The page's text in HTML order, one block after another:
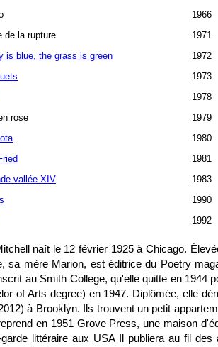
1966
de la rupture
1971
is blue, the grass is green
1972
1973
1978
rose
1979
1980
1981
vallée XIV
1983
1990
1992
naît le 12 février 1925 à Chicago.
sa mère Marion, est éditrice du Poetry
au Smith College, qu'elle quitte en 1944
of Arts degree) en 1947. Diplômée, elle
à Brooklyn. Ils trouvent un petit
en 1951 Grove Press, une maison
garde littéraire aux USA Il publiera au fil